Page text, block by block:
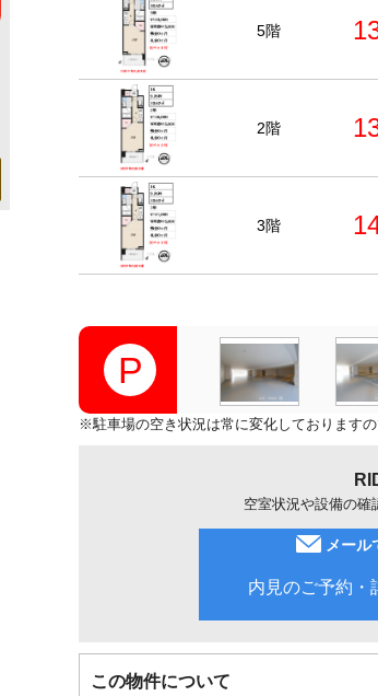
5階
2階
3階
※駐車場の空き状況は常に変化しておりますの
空室状況や設備の確
メール
内見のご予約・
この物件について